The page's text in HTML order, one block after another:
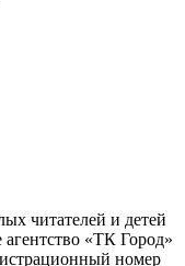
читателей и детей
«ТК Город»
номер